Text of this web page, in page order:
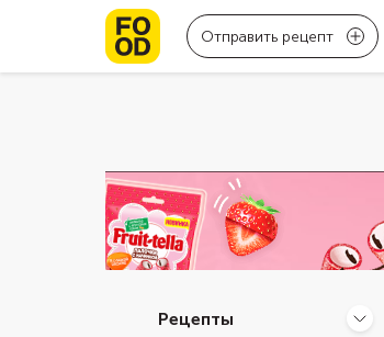
Отправить рецепт
Рецепты